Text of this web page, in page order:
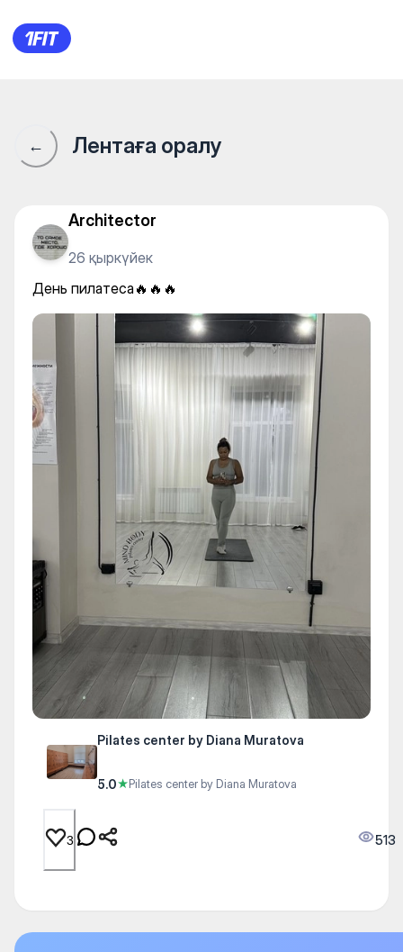
Pilates center by Diana
← Лентаға оралу
Architector
26 қыркүйек
День пилатеса🔥🔥🔥
Pilates center by Diana Muratova
5.0★Pilates center by Diana Muratova
3 513